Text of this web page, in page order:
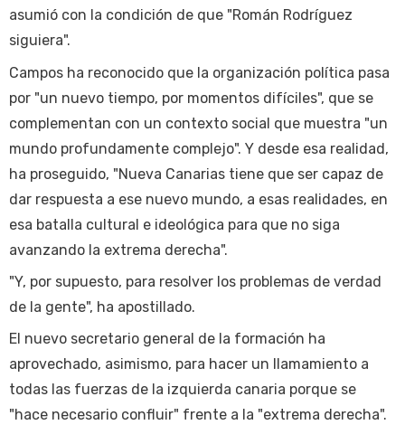
asumió con la condición de que "Román Rodríguez
siguiera".
Campos ha reconocido que la organización política pasa
por "un nuevo tiempo, por momentos difíciles", que se
complementan con un contexto social que muestra "un
mundo profundamente complejo". Y desde esa realidad,
ha proseguido, "Nueva Canarias tiene que ser capaz de
dar respuesta a ese nuevo mundo, a esas realidades, en
esa batalla cultural e ideológica para que no siga
avanzando la extrema derecha".
"Y, por supuesto, para resolver los problemas de verdad
de la gente", ha apostillado.
El nuevo secretario general de la formación ha
aprovechado, asimismo, para hacer un llamamiento a
todas las fuerzas de la izquierda canaria porque se
"hace necesario confluir" frente a la "extrema derecha".